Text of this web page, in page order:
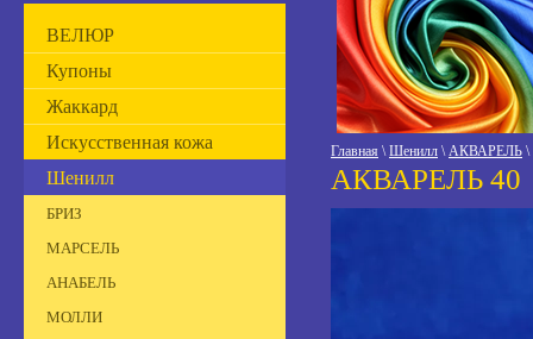
Главная \Шенилл \АКВАРЕЛЬ \
АКВАРЕЛЬ 40
ВЕЛЮР
Купоны
Жаккард
Искусственная кожа
Шенилл
БРИЗ
МАРСЕЛЬ
АНАБЕЛЬ
МОЛЛИ